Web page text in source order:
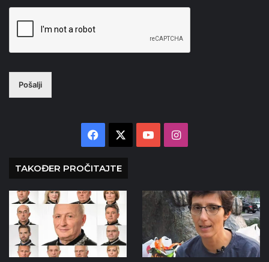
Pošalji
Facebook YouTubeInstagram
TAKOĐER PROČITAJTE